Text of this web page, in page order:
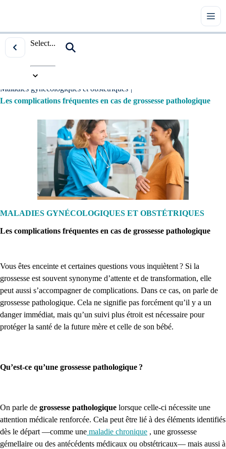
Select...
Accueil
Maladies gynécologiques et obstétriques |
Les complications fréquentes en cas de grossesse pathologique
MALADIES GYNÉCOLOGIQUES ET OBSTÉTRIQUES
Les complications fréquentes en cas de grossesse pathologique
Vous êtes enceinte et certaines questions vous inquiètent ? Si la
grossesse est souvent synonyme d’attente et de transformation, elle
peut aussi s’accompagner de complications. Dans ce cas, on parle de
grossesse pathologique. Cela ne signifie pas forcément qu’il y a un
danger immédiat, mais qu’un suivi plus étroit est nécessaire pour
protéger la santé de la future mère et celle de son bébé.
Qu’est-ce qu’une grossesse pathologique ?
On parle de grossesse pathologique lorsque celle-ci nécessite une
attention médicale renforcée. Cela peut être lié à des éléments identifiés
dès le départ —comme une maladie chronique , une grossesse
gémellaire ou des antécédents médicaux ou obstétricaux— mais aussi à